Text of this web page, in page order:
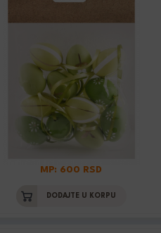
MP: 600 RSD
DODAJTE U KORPU